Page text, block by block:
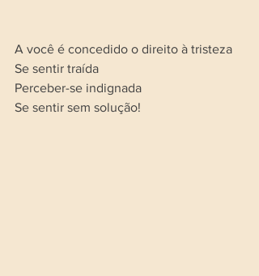
A você é concedido o direito à tristeza
Se sentir traída
Perceber-se indignada
Se sentir sem solução!